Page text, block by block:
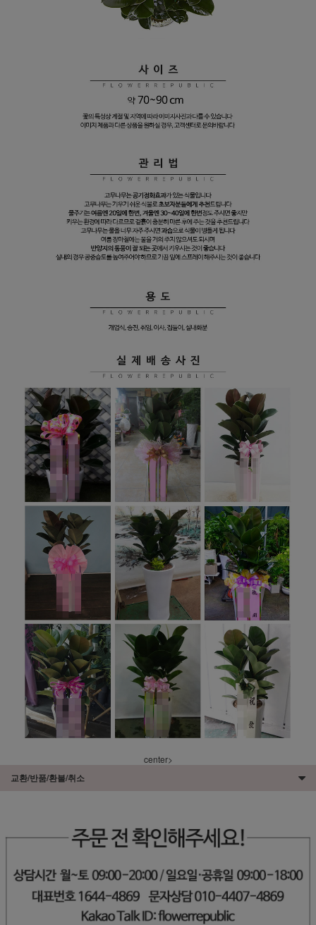
center>
교환/반품/환불/취소